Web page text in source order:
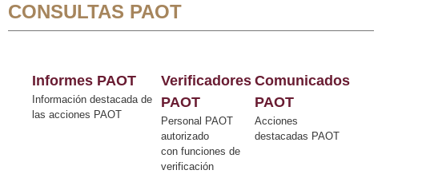
CONSULTAS PAOT
Informes PAOT
Información destacada de
las acciones PAOT
Verificadores
PAOT
Personal PAOT
autorizado
con funciones de
verificación
Comunicados
PAOT
Acciones
destacadas PAOT